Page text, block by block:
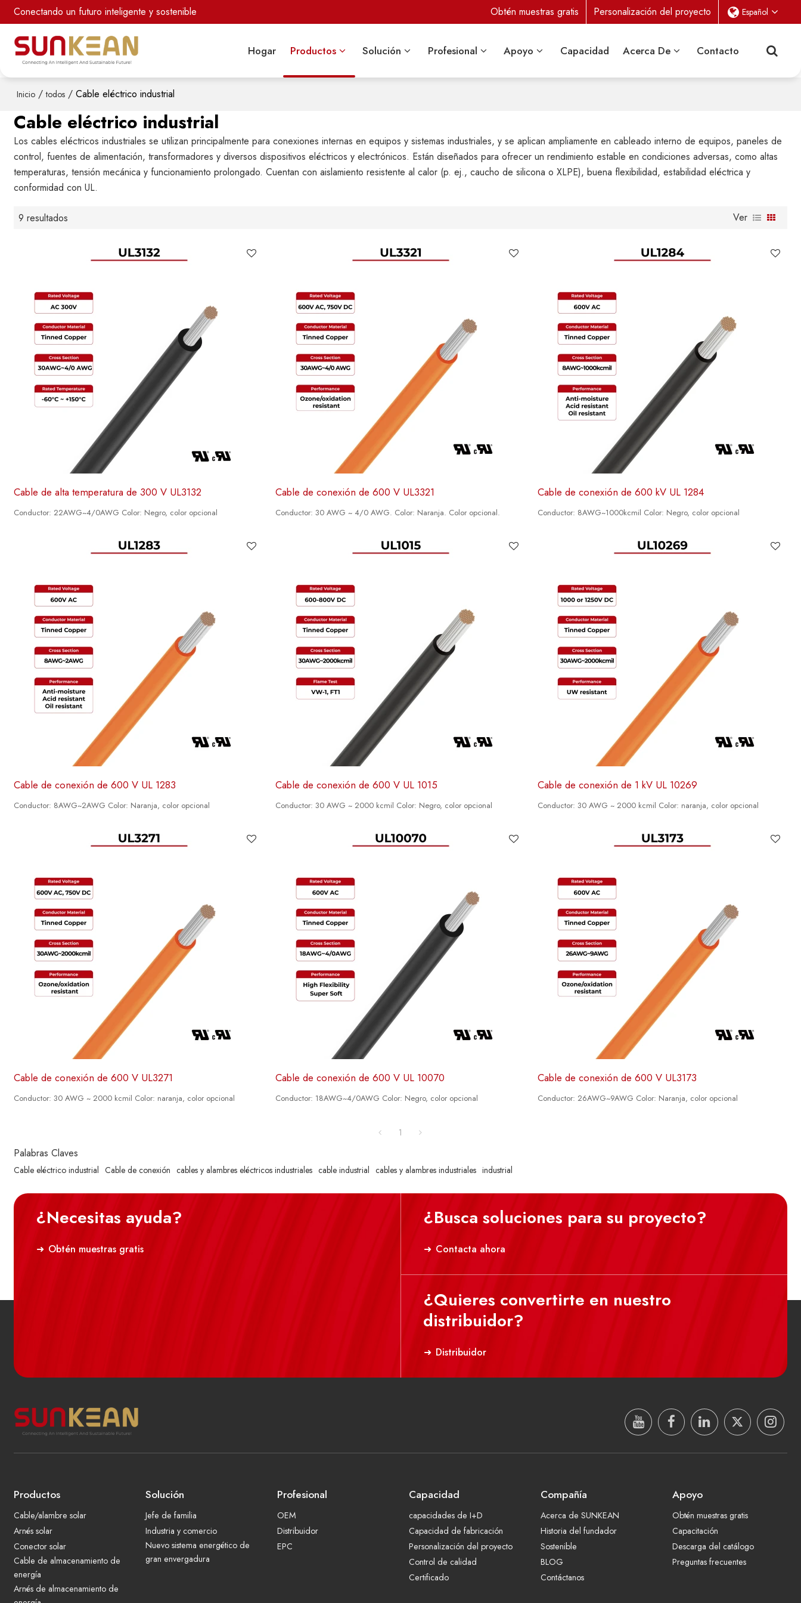
Conectando un futuro inteligente y sostenible Obtén muestras gratis Personalización del proyecto Español
Hogar Productos Solución Profesional Apoyo Capacidad Acerca De Contacto
Inicio / todos / Cable eléctrico industrial
Cable eléctrico industrial
Los cables eléctricos industriales se utilizan principalmente para conexiones internas en equipos y sistemas industriales, y se aplican ampliamente en cableado interno de equipos, paneles de
control, fuentes de alimentación, transformadores y diversos dispositivos eléctricos y electrónicos. Están diseñados para ofrecer un rendimiento estable en condiciones adversas, como altas
temperaturas, tensión mecánica y funcionamiento prolongado. Cuentan con aislamiento resistente al calor (p. ej., caucho de silicona o XLPE), buena flexibilidad, estabilidad eléctrica y
conformidad con UL.
9 resultados Ver
Cable de alta temperatura de 300 V UL3132
Conductor: 22AWG~4/0AWG Color: Negro, color opcional
Cable de conexión de 600 V UL3321
Conductor: 30 AWG ~ 4/0 AWG. Color: Naranja. Color opcional.
Cable de conexión de 600 kV UL 1284
Conductor: 8AWG~1000kcmil Color: Negro, color opcional
Cable de conexión de 600 V UL 1283
Conductor: 8AWG~2AWG Color: Naranja, color opcional
Cable de conexión de 600 V UL 1015
Conductor: 30 AWG ~ 2000 kcmil Color: Negro, color opcional
Cable de conexión de 1 kV UL 10269
Conductor: 30 AWG ~ 2000 kcmil Color: naranja, color opcional
Cable de conexión de 600 V UL3271
Conductor: 30 AWG ~ 2000 kcmil Color: naranja, color opcional
Cable de conexión de 600 V UL 10070
Conductor: 18AWG~4/0AWG Color: Negro, color opcional
Cable de conexión de 600 V UL3173
Conductor: 26AWG~9AWG Color: Naranja, color opcional
1
Palabras Claves
Cable eléctrico industrial Cable de conexión cables y alambres eléctricos industriales cable industrial cables y alambres industriales industrial
¿Necesitas ayuda?
Obtén muestras gratis
¿Busca soluciones para su proyecto?
Contacta ahora
¿Quieres convertirte en nuestro
distribuidor?
Distribuidor
Productos
Cable/alambre solar
Arnés solar
Conector solar
Cable de almacenamiento de
energía
Arnés de almacenamiento de
Solución
Jefe de familia
Industria y comercio
Nuevo sistema energético de
gran envergadura
Profesional
OEM
Distribuidor
EPC
Capacidad
capacidades de I+D
Capacidad de fabricación
Personalización del proyecto
Control de calidad
Certificado
Compañía
Acerca de SUNKEAN
Historia del fundador
Sostenible
BLOG
Contáctanos
Apoyo
Obtén muestras gratis
Capacitación
Descarga del catálogo
Preguntas frecuentes